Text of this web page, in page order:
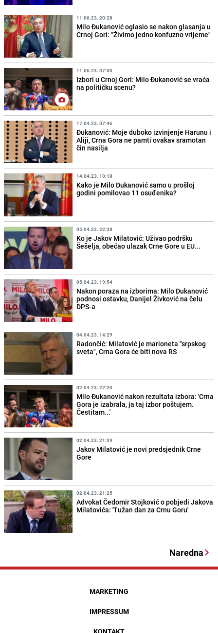
11.06.23. 20:28
Milo Đukanović oglasio se nakon glasanja u
Crnoj Gori: "Živimo jedno konfuzno vrijeme"
11.06.23. 07:00
Izbori u Crnoj Gori: Milo Đukanović se vraća
na političku scenu?
17.04.23. 07:46
Đukanović: Moje duboko izvinjenje Harunu i
Aliji, Crna Gora ne pamti ovakav sramotan
čin nasilja
14.04.23. 10:18
Kako je Milo Đukanović samo u prošloj
godini pomilovao 11 osuđenika?
05.04.23. 22:38
Ko je Jakov Milatović: Uživao podršku
Šešelja, obećao ulazak Crne Gore u EU...
05.04.23. 19:54
Nakon poraza na izborima: Milo Đukanović
podnosi ostavku, Danijel Živković na čelu
DPS-a
04.04.23. 14:29
Radončić: Milatović je marioneta "srpskog
sveta", Crna Gora će biti nova RS
02.04.23. 22:20
Milo Đukanović nakon rezultata izbora: 'Crna
Gora je izabrala, ja taj izbor poštujem.
Čestitam...'
02.04.23. 21:39
Jakov Milatović je novi predsjednik Crne
Gore
02.04.23. 21:25
Advokat Čedomir Stojković o pobjedi Jakova
Milatovića: 'Tužan dan za Crnu Goru'
Naredna
MARKETING
IMPRESSUM